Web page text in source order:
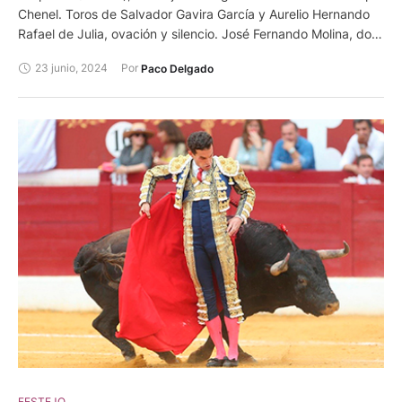
Chenel. Toros de Salvador Gavira García y Aurelio Hernando
Rafael de Julia, ovación y silencio. José Fernando Molina, dos
avisos y silencio.
23 junio, 2024 Por Paco Delgado